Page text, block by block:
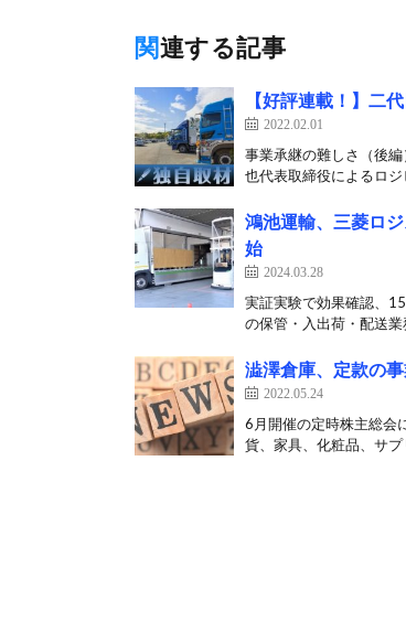
関連する記事
【好評連載！】二
2022.02.01
事業承継の難しさ（後
也代表取締役によるロ
鴻池運輸、三菱ロ
始
2024.03.28
実証実験で効果確認、
の保管・入出荷・配送
澁澤倉庫、定款の
2022.05.24
6月開催の定時株主総会
貨、家具、化粧品、サ